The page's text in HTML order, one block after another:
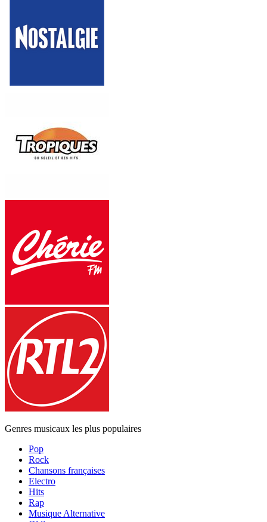
Genres musicaux les plus populaires
Pop
Rock
Chansons françaises
Electro
Hits
Rap
Musique Alternative